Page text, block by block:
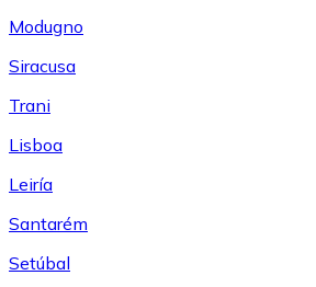
Modugno
Siracusa
Trani
Lisboa
Leiría
Santarém
Setúbal